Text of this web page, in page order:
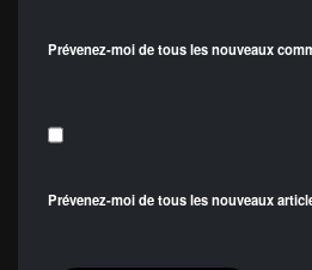
Prévenez-moi de tous les nouveaux
Prévenez-moi de tous les nouveaux